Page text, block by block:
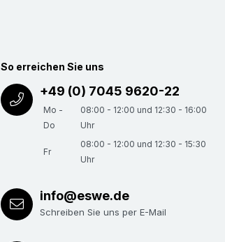
So erreichen Sie uns
+49 (0) 7045 9620-22
Mo -
Do
08:00 - 12:00 und 12:30 - 16:00
Uhr
Fr
08:00 - 12:00 und 12:30 - 15:30
Uhr
info@eswe.de
Schreiben Sie uns per E-Mail